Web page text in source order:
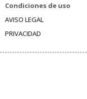
Condiciones de uso
AVISO LEGAL
PRIVACIDAD